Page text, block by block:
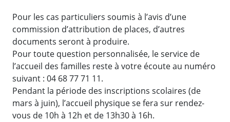
Pour les cas particuliers soumis à l’avis d’une
commission d’attribution de places, d’autres
documents seront à produire.
Pour toute question personnalisée, le service de
l’accueil des familles reste à votre écoute au numéro
suivant : 04 68 77 71 11.
Pendant la période des inscriptions scolaires (de
mars à juin), l’accueil physique se fera sur rendez-
vous de 10h à 12h et de 13h30 à 16h.